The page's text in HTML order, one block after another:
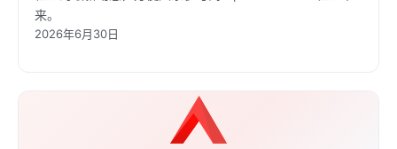
来。
2026年6月30日